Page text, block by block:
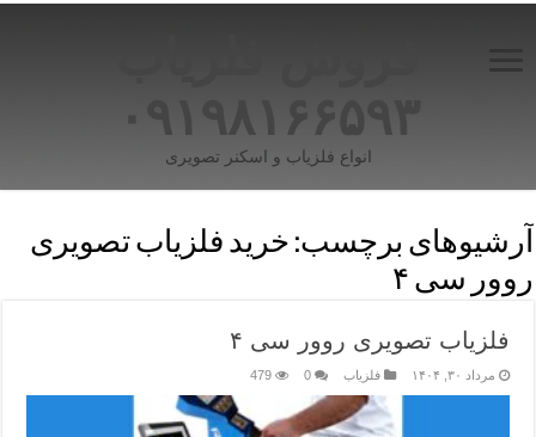
۰۹۱۹۸۱۶۶۵۹۳
انواع فلزیاب و اسکنر تصویری
آرشیوهای برچسب: خرید فلزیاب تصویری
روور سی ۴
فلزیاب تصویری روور سی ۴
مرداد ۳۰, ۱۴۰۴ فلزیاب 0
479